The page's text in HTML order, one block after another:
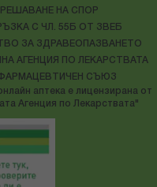
РЕШАВАНЕ НА СПОР
С ЧЛ. 55Б ОТ ЗВЕБ
ЗА ЗДРАВЕОПАЗВАНЕТО
АГЕНЦИЯ ПО ЛЕКАРСТВАТА
СЪЮЗ
аптека е лицензирана от
Агенция по Лекарствата"